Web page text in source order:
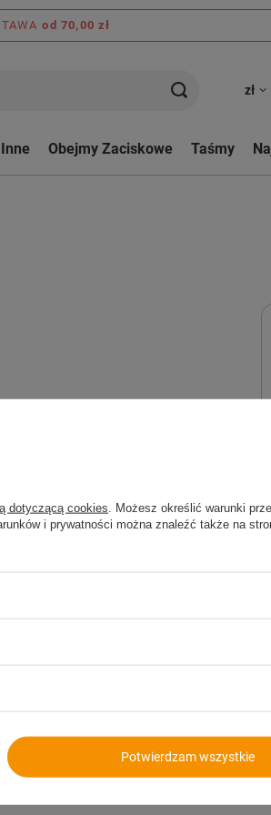
od 70,00 zł
zł
Obejmy Zaciskowe Taśmy
dotyczącą cookies . Możesz określić warunki
i prywatności można znaleźć także na
Potwierdzam wszystkie